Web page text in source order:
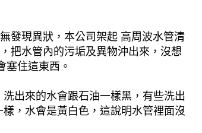
發現異狀，本公司架起 高周波水管清
把水管內的污垢及異物沖出來，沒想
塞住這東西。
出來的水會跟石油一樣黑，有些洗出
，水會是黃白色，這說明水管裡面沒